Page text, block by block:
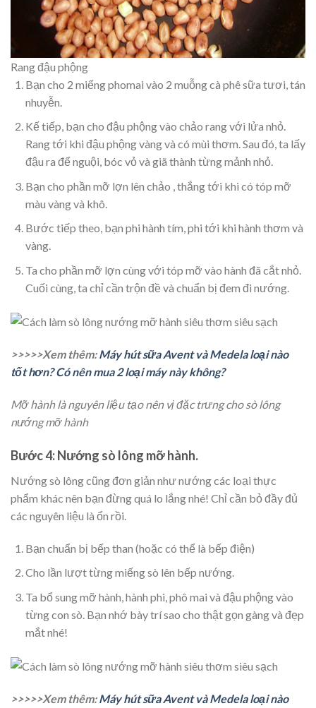
Rang đậu phộng
Bạn cho 2 miếng phomai vào 2 muỗng cà phê sữa tươi, tán
nhuyễn.
Kế tiếp, bạn cho đậu phộng vào chảo rang với lửa nhỏ.
Rang tới khi đậu phộng vàng và có mùi thơm. Sau đó, ta lấy
đậu ra để nguội, bóc vỏ và giã thành từng mảnh nhỏ.
Bạn cho phần mỡ lợn lên chảo , thắng tới khi có tóp mỡ
màu vàng và khô.
Bước tiếp theo, bạn phi hành tím, phi tới khi hành thơm và
vàng.
Ta cho phần mỡ lợn cùng với tóp mỡ vào hành đã cắt nhỏ.
Cuối cùng, ta chỉ cần trộn đề và chuẩn bị đem đi nướng.
>>>>>Xem thêm:Máy hút sữa Avent và Medela loại nào
tốt hơn? Có nên mua 2 loại máy này không?
Mỡ hành là nguyên liệu tạo nên vị đặc trưng cho sò lông
nướng mỡ hành
Bước 4: Nướng sò lông mỡ hành.
Nướng sò lông cũng đơn giản như nướng các loại thực
phẩm khác nên bạn đừng quá lo lắng nhé! Chỉ cần bỏ đầy đủ
các nguyên liệu là ổn rồi.
Bạn chuẩn bị bếp than (hoặc có thể là bếp điện)
Cho lần lượt từng miếng sò lên bếp nướng.
Ta bổ sung mỡ hành, hành phi, phô mai và đậu phộng vào
từng con sò. Bạn nhớ bày trí sao cho thật gọn gàng và đẹp
mắt nhé!
>>>>>Xem thêm:Máy hút sữa Avent và Medela loại nào